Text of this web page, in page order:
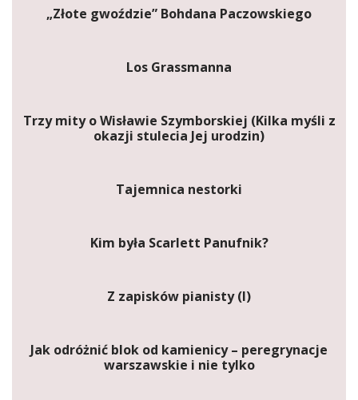
„Złote gwoździe” Bohdana Paczowskiego
Los Grassmanna
Trzy mity o Wisławie Szymborskiej (Kilka myśli z
okazji stulecia Jej urodzin)
Tajemnica nestorki
Kim była Scarlett Panufnik?
Z zapisków pianisty (I)
Jak odróżnić blok od kamienicy – peregrynacje
warszawskie i nie tylko